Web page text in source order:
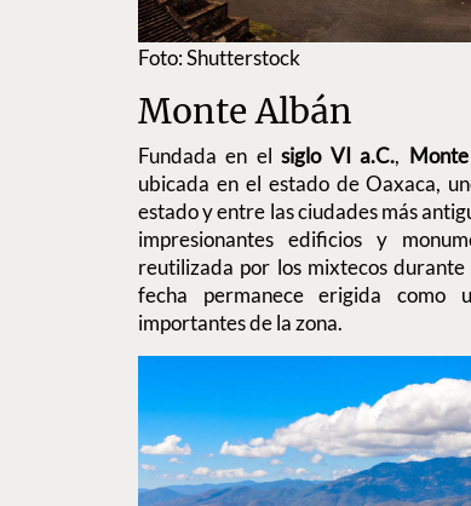
Foto: Shutterstock
Monte Albán
Fundada en elsiglo VI a.C.,
ubicada en el estado de Oaxaca,
estado y entre las ciudades más
impresionantes edificios y
reutilizada por los mixtecos
fecha permanece erigida como
importantes de la zona.